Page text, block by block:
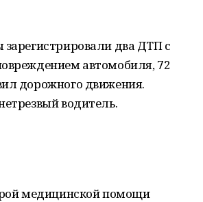
два ДТП с
автомобиля, 72
дорожного движения.
водитель.
медицинской помощи